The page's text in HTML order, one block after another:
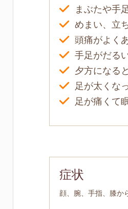
まぶたや手
めまい、立
頭痛がよく
手足がだる
夕方になる
足が太くな
足が痛くて
症状
顔、腕、手指、膝か